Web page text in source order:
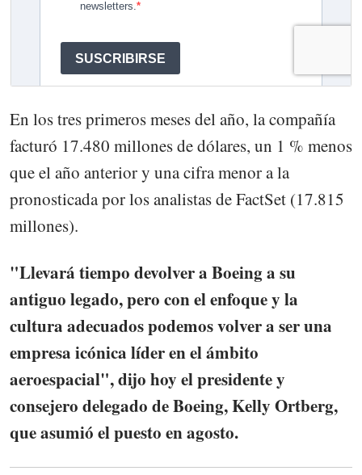
En los tres primeros meses del año, la compañía
facturó 17.480 millones de dólares, un 1 % menos
que el año anterior y una cifra menor a la
pronosticada por los analistas de FactSet (17.815
millones).
"Llevará tiempo devolver a Boeing a su
antiguo legado, pero con el enfoque y la
cultura adecuados podemos volver a ser una
empresa icónica líder en el ámbito
aeroespacial", dijo hoy el presidente y
consejero delegado de Boeing, Kelly Ortberg,
que asumió el puesto en agosto.